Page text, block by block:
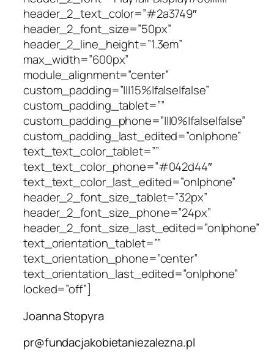
header_2_text_color=”#2a3749″
header_2_font_size=”50px”
header_2_line_height=”1.3em”
max_width=”600px”
module_alignment=”center”
custom_padding=”|||15%|false|false”
custom_padding_tablet=””
custom_padding_phone=”|||0%|false|false”
custom_padding_last_edited=”on|phone”
text_text_color_tablet=””
text_text_color_phone=”#042d44″
text_text_color_last_edited=”on|phone”
header_2_font_size_tablet=”32px”
header_2_font_size_phone=”24px”
header_2_font_size_last_edited=”on|phone”
text_orientation_tablet=””
text_orientation_phone=”center”
text_orientation_last_edited=”on|phone”
locked=”off”]
Joanna Stopyra
pr@fundacjakobietaniezalezna.pl